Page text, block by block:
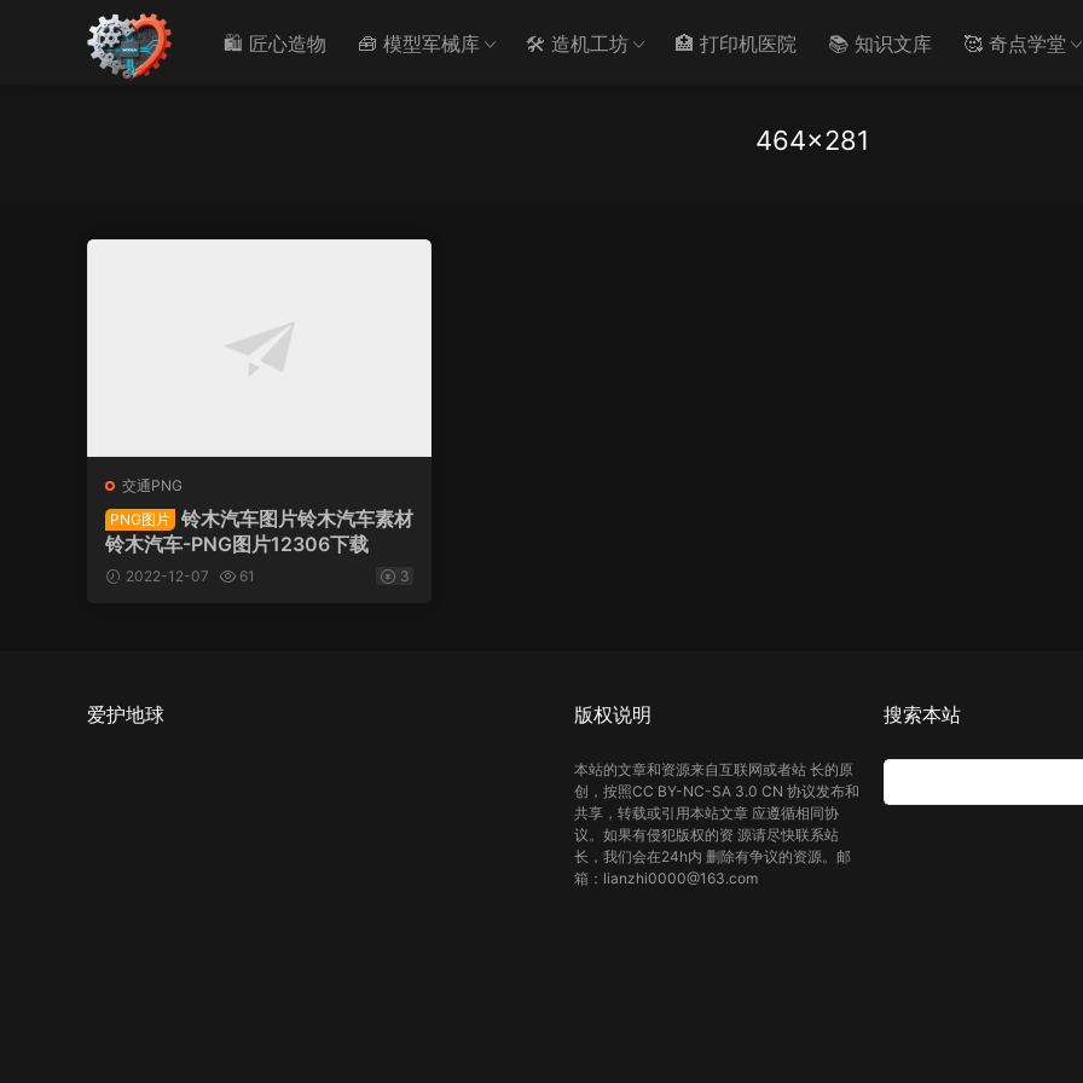
🛍️ 匠心造物 🧰 模型军械库 🛠️ 造机工坊 🏥 打印机医院 📚 知识文库 🥰 奇点学堂
464×281
交通PNG
PNG图片 铃木汽车图片铃木汽车素材
铃木汽车-PNG图片12306下载
2022-12-07 61 3
爱护地球 版权说明
本站的文章和资源来自互联网或者站 长的原
创，按照CC BY-NC-SA 3.0 CN 协议发布和
共享，转载或引用本站文章 应遵循相同协
议。如果有侵犯版权的资 源请尽快联系站
长，我们会在24h内 删除有争议的资源。邮
箱：lianzhi0000@163.com
搜索本站